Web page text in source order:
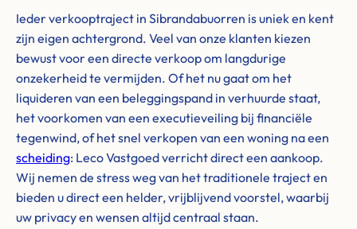
Ieder verkooptraject in Sibrandabuorren is uniek en kent
zijn eigen achtergrond. Veel van onze klanten kiezen
bewust voor een directe verkoop om langdurige
onzekerheid te vermijden. Of het nu gaat om het
liquideren van een beleggingspand in verhuurde staat,
het voorkomen van een executieveiling bij financiële
tegenwind, of het snel verkopen van een woning na een
scheiding: Leco Vastgoed verricht direct een aankoop.
Wij nemen de stress weg van het traditionele traject en
bieden u direct een helder, vrijblijvend voorstel, waarbij
uw privacy en wensen altijd centraal staan.